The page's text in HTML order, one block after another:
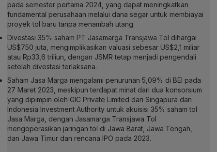
pada semester pertama 2024, yang dapat meningkatkan
fundamental perusahaan melalui dana segar untuk membiayai
proyek tol baru tanpa menambah utang.
Divestasi 35% saham PT Jasamarga Transjawa Tol dihargai
US$750 juta, mengimplikasikan valuasi sebesar US$2,1 miliar
atau Rp33,6 triliun, dengan JSMR tetap menjadi pengendali
setelah divestasi terlaksana.
Saham Jasa Marga mengalami penurunan 5,09% di BEI pada
27 Maret 2023, meskipun terdapat minat dari dua konsorsium
yang dipimpin oleh GIC Private Limited dari Singapura dan
Indonesia Investment Authority untuk akuisisi 35% saham tol
Jasa Marga, dengan Jasamarga Transjawa Tol
mengoperasikan jaringan tol di Jawa Barat, Jawa Tengah,
dan Jawa Timur dan rencana IPO pada 2023.